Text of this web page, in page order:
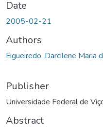
Date
2005-02-21
Authors
Figueiredo, Darcilene Maria
Publisher
Universidade Federal de
Abstract